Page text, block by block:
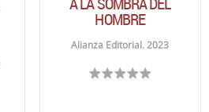
HOMBRE
Alianza Editorial. 2023